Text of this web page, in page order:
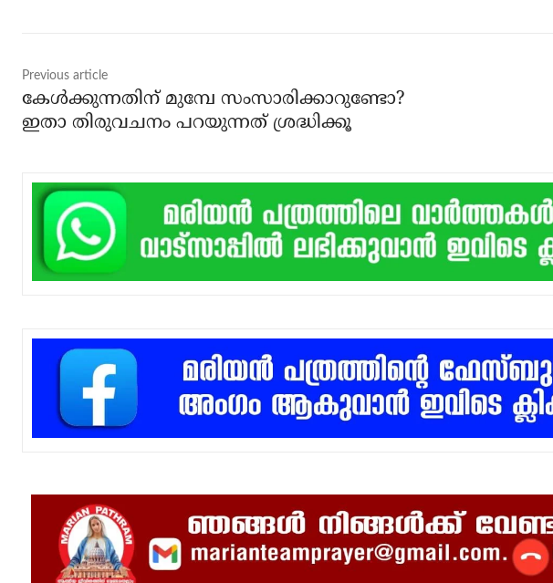
Previous article
കേള്‍ക്കുന്നതിന് മുമ്പേ സംസാരിക്കാറുണ്ടോ?
ഇതാ തിരുവചനം പറയുന്നത് ശ്രദ്ധിക്കൂ